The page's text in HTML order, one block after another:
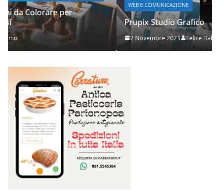
WEB E COMUNICAZIONE
Prupix Studio Grafico
2 Novembre 2023 Felice Balsamo